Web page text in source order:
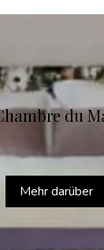
du
Mehr darüber